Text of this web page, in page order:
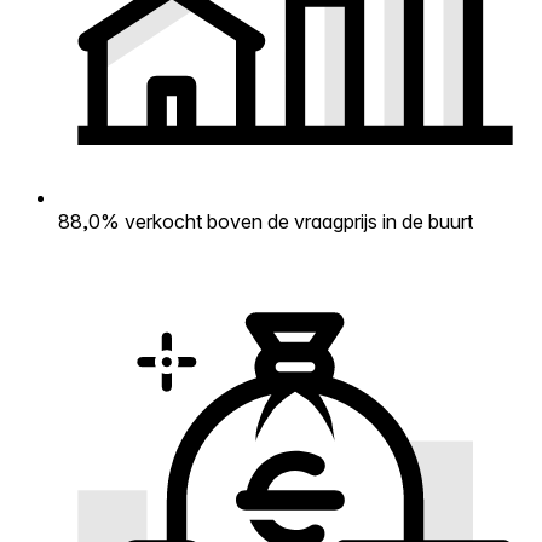
88,0% verkocht boven de vraagprijs in de buurt